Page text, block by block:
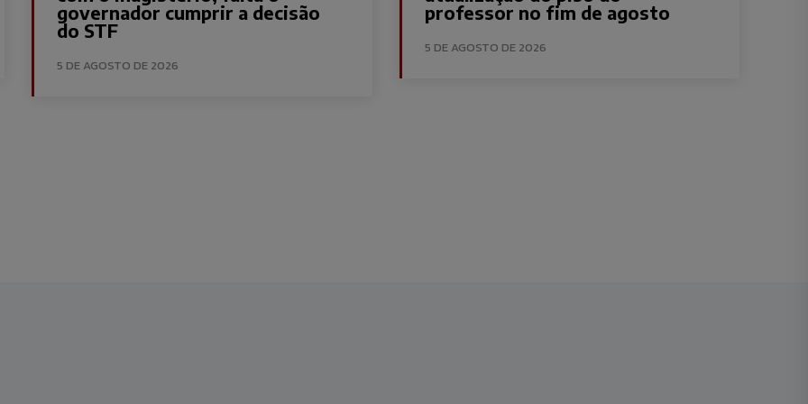
governador cumprir a decisão
do STF
5 DE AGOSTO DE 2026
professor no fim de agosto
5 DE AGOSTO DE 2026